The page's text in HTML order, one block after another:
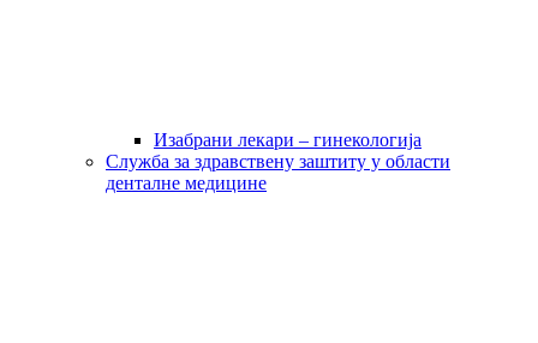
Изабрани лекари – гинекологија
Служба за здравствену заштиту у области
денталне медицине